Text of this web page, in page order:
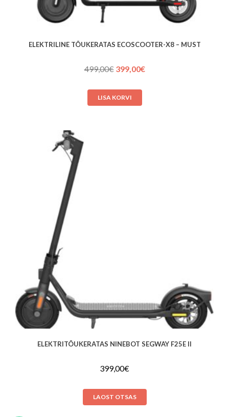
ELEKTRILINE TÕUKERATAS ECOSCOOTER-X8 – MUST
499,00€ Algne
oli:
499,00€.
399,00€Praegune
LISA KORVI
ELEKTRITÕUKERATAS NINEBOT SEGWAY F25E II
399,00€
LAOST OTSAS